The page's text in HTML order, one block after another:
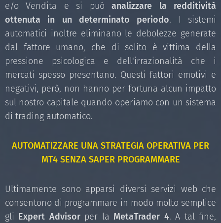
e/o Vendita e si puòanalizzare la redditività
ottenuta in un determinato periodo. I sistemi
automatici inoltre eliminano le debolezze generate
dal fattore umano, che di solito è vittima della
pressione psicologica e dell'irrazionalità che i
mercati spesso presentano. Questi fattori emotivi e
negativi, però, non hanno per fortuna alcun impatto
sul nostro capitale quando operiamo con un sistema
di trading automatico.
AUTOMATIZZARE UNA STRATEGIA OPERATIVA PER
MT4 SENZA SAPER PROGRAMMARE
Ultimamente sono apparsi diversi servizi web che
consentono di programmare in modo molto semplice
gli Expert Advisorper la MetaTrader 4. A tal fine,